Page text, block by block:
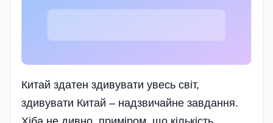
Китай здатен здивувати увесь світ,
здивувати Китай – надзвичайне завдання.